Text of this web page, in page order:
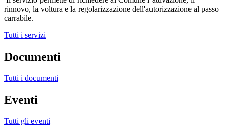
rinnovo, la voltura e la regolarizzazione dell'autorizzazione al passo
carrabile.
Tutti i servizi
Documenti
Tutti i documenti
Eventi
Tutti gli eventi